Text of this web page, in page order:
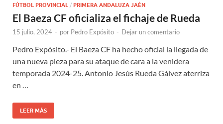
FÚTBOL PROVINCIAL / PRIMERA ANDALUZA JAÉN
El Baeza CF oficializa el fichaje de Rueda
15 julio, 2024 - por Pedro Expósito - Dejar un comentario
Pedro Expósito.- El Baeza CF ha hecho oficial la llegada de
una nueva pieza para su ataque de cara a la venidera
temporada 2024-25. Antonio Jesús Rueda Gálvez aterriza
en …
LEER MÁS